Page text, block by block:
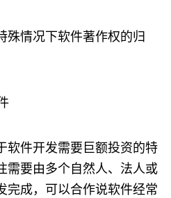
情况下软件著作权的归
件开发需要巨额投资的特
需要由多个自然人、法人或
完成，可以合作说软件经常